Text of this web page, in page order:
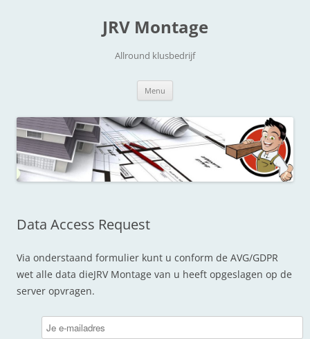
JRV Montage
Allround klusbedrijf
Menu
Data Access Request
Via onderstaand formulier kunt u conform de AVG/GDPR
wet alle data dieJRV Montage van u heeft opgeslagen op de
server opvragen.
Je e-mailadres